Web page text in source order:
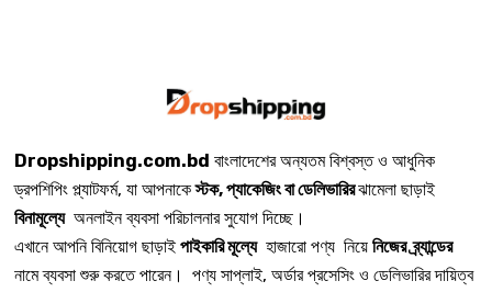
Dropshipping.com.bd বাংলাদেশের অন্যতম বিশ্বস্ত ও আধুনিক
ড্রপশিপিং প্ল্যাটফর্ম, যা আপনাকেস্টক, প্যাকেজিং বা ডেলিভারিরঝামেলা ছাড়াই
বিনামূল্যেঅনলাইন ব্যবসা পরিচালনার সুযোগ দিচ্ছে।
এখানে আপনি বিনিয়োগ ছাড়াই পাইকারি মূল্যেহাজারো পণ্য নিয়ে নিজের ব্র্যান্ডের
নামে ব্যবসা শুরু করতে পারেন। পণ্য সাপ্লাই, অর্ডার প্রসেসিং ও ডেলিভারির দায়িত্ব